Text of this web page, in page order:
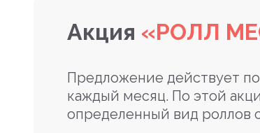
Акция «РОЛЛ
Предложение действует
каждый месяц. По этой
определенный вид роллов